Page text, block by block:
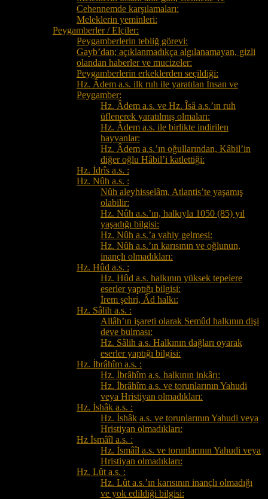
Cehennemde karşılamaları:
Meleklerin yeminleri:
Peygamberler / Elçiler:
Peygamberlerin tebliğ görevi:
Gayb’dan; açıklanmadıkça algılanamayan, gizli
olandan haberler ve mucizeler:
Peygamberlerin erkeklerden seçildiği:
Hz. Âdem a.s. ilk ruh ile yaratılan İnsan ve
Peygamber:
Hz. Âdem a.s. ve Hz. Îsâ a.s.’ın ruh
üflenerek yaratılmış olmaları:
Hz. Âdem a.s. ile birlikte indirilen
hayvanlar:
Hz. Âdem a.s.’ın oğullarından, Kâbil’in
diğer oğlu Hâbil’i katlettiği:
Hz. İdrîs a.s. :
Hz. Nûh a.s. :
Nûh aleyhisselâm, Atlantis’te yaşamış
olabilir:
Hz. Nûh a.s.’ın, halkıyla 1050 (85) yıl
yaşadığı bilgisi:
Hz. Nûh a.s.’a vahiy gelmesi:
Hz. Nûh a.s.’ın karısının ve oğlunun,
inançlı olmadıkları:
Hz. Hûd a.s. :
Hz. Hûd a.s. halkının yüksek tepelere
eserler yaptığı bilgisi:
İrem şehri, Âd halkı:
Hz. Sâlih a.s. :
Allâh’ın işareti olarak Semûd halkının dişi
deve bulması:
Hz. Sâlih a.s. Halkının dağları oyarak
eserler yaptığı bilgisi:
Hz. İbrâhîm a.s. :
Hz. İbrâhîm a.s. halkının inkârı:
Hz. İbrâhîm a.s. ve torunlarının Yahudi
veya Hristiyan olmadıkları:
Hz. İshâk a.s. :
Hz. İshâk a.s. ve torunlarının Yahudi veya
Hristiyan olmadıkları:
Hz İsmâîl a.s. :
Hz. İsmâîl a.s. ve torunlarının Yahudi veya
Hristiyan olmadıkları:
Hz. Lût a.s. :
Hz. Lût a.s.’ın karısının inançlı olmadığı
ve yok edildiği bilgisi: